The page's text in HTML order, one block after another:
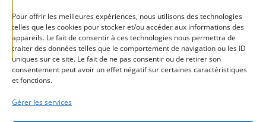
Pour offrir les meilleures expériences, nous utilisons des technologies
telles que les cookies pour stocker et/ou accéder aux informations des
appareils. Le fait de consentir à ces technologies nous permettra de
traiter des données telles que le comportement de navigation ou les ID
uniques sur ce site. Le fait de ne pas consentir ou de retirer son
consentement peut avoir un effet négatif sur certaines caractéristiques
et fonctions.
Gérer les services